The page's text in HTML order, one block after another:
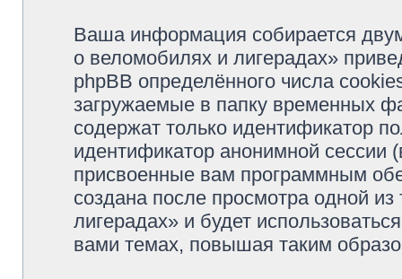
Ваша информация собирается
о веломобилях и лигерадах»
phpBB определённого числа
загружаемые в папку временных
содержат только идентификатор
идентификатор анонимной сессии
присвоенные вам программным
создана после просмотра одной
лигерадах» и будет
вами темах, повышая таким